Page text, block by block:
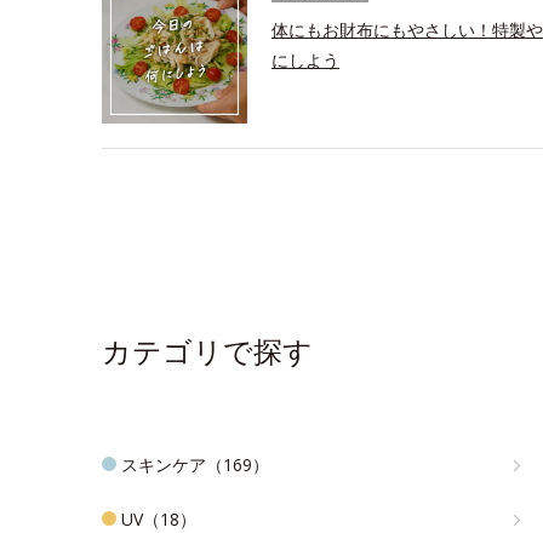
体にもお財布にもやさしい！特製
にしよう
カテゴリで探す
スキンケア（169）
UV（18）